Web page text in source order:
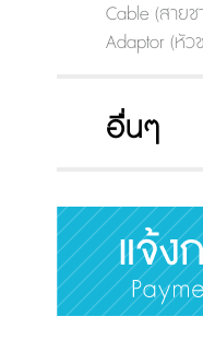
Cable (สายช
Adaptor (หัว
อื่นๆ